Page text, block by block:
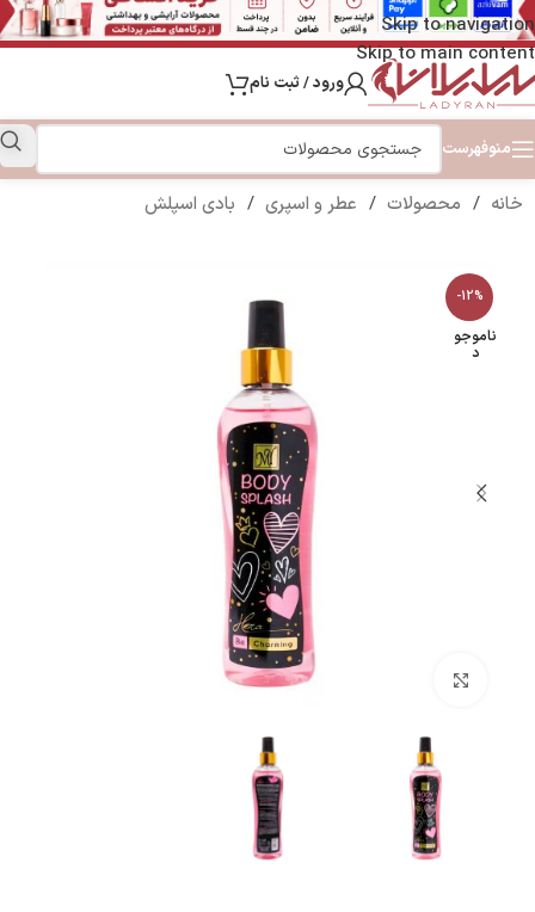
Skip to navigation
Skip to main content
ورود / ثبت نام
منوفهرست
خانه / محصولات / عطر و اسپری / بادی اسپلش
-12%
ناموجو
د